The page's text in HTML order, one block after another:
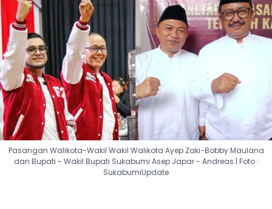
Pasangan Walikota-Wakil Wakil Walikota Ayep Zaki-Bobby Maulana
dan Bupati - Wakil Bupati Sukabumi Asep Japar - Andreas | Foto :
SukabumiUpdate